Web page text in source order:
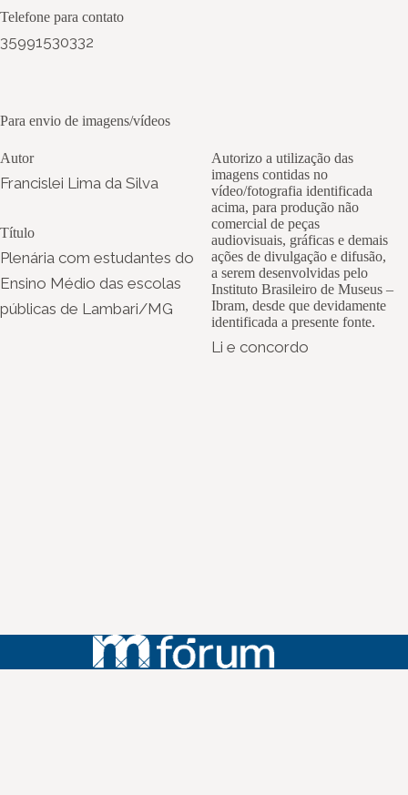
Telefone para contato
35991530332
Para envio de imagens/vídeos
Autor
Francislei Lima da Silva
Título
Plenária com estudantes do
Ensino Médio das escolas
públicas de Lambari/MG
Autorizo a utilização das
imagens contidas no
vídeo/fotografia identificada
acima, para produção não
comercial de peças
audiovisuais, gráficas e demais
ações de divulgação e difusão,
a serem desenvolvidas pelo
Instituto Brasileiro de Museus –
Ibram, desde que devidamente
identificada a presente fonte.
Li e concordo